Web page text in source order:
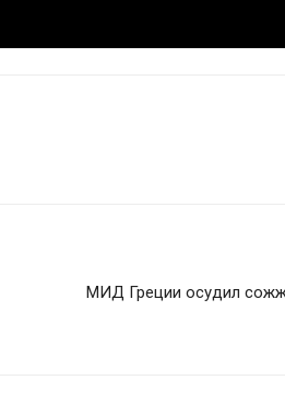
МИД Греции осудил